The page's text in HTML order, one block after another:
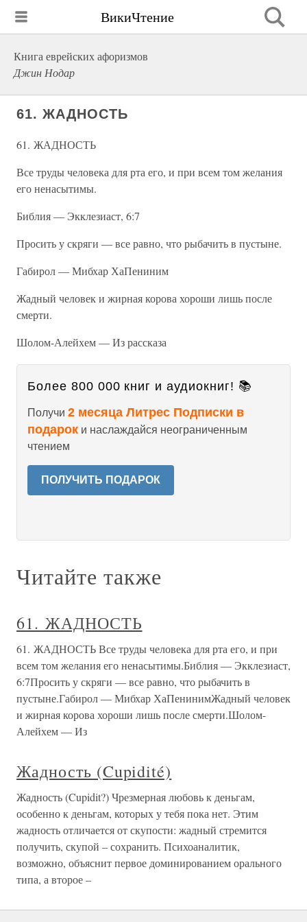
ВикиЧтение
Книга еврейских афоризмов
Джин Нодар
61. ЖАДНОСТЬ
61. ЖАДНОСТЬ
Все труды человека для рта его, и при всем том желания
его ненасытимы.
Библия — Экклезиаст, 6:7
Просить у скряги — все равно, что рыбачить в пустыне.
Габирол — Мибхар ХаПениним
Жадный человек и жирная корова хороши лишь после
смерти.
Шолом-Алейхем — Из рассказа
Более 800 000 книг и аудиокниг! 📚
Получи 2 месяца Литрес Подписки в
подарок и наслаждайся неограниченным
чтением
ПОЛУЧИТЬ ПОДАРОК
Читайте также
61. ЖАДНОСТЬ
61. ЖАДНОСТЬ Все труды человека для рта его, и при
всем том желания его ненасытимы.Библия — Экклезиаст,
6:7Просить у скряги — все равно, что рыбачить в
пустыне.Габирол — Мибхар ХаПенинимЖадный человек
и жирная корова хороши лишь после смерти.Шолом-
Алейхем — Из
Жадность (Cupidité)
Жадность (Cupidit?) Чрезмерная любовь к деньгам,
особенно к деньгам, которых у тебя пока нет. Этим
жадность отличается от скупости: жадный стремится
получить, скупой – сохранить. Психоаналитик,
возможно, объяснит первое доминированием орального
типа, а второе –